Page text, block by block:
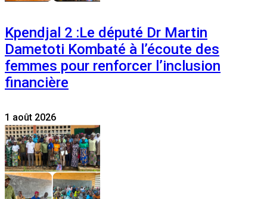
Kpendjal 2 :Le député Dr Martin
Dametoti Kombaté à l’écoute des
femmes pour renforcer l’inclusion
financière
1 août 2026